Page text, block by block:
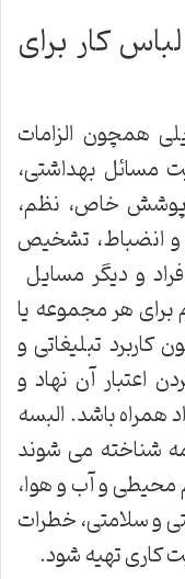
کار برای
همچون الزامات
مسائل بهداشتی،
پوشش خاص، نظم،
و انضباط، تشخیص
و دیگر مسایل
برای هر مجموعه یا
تبلیغاتی و
اعتبار آن نهاد و
باشد. البسه
شناخته می شوند
محیطی و آب و هوا،
و سلامتی، خطرات
کاری تهیه شود.